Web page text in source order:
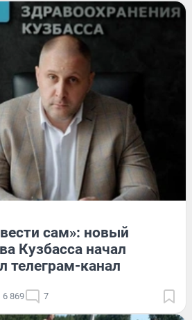
сам»: новый
Кузбасса начал
телеграм-канал
6 869 7